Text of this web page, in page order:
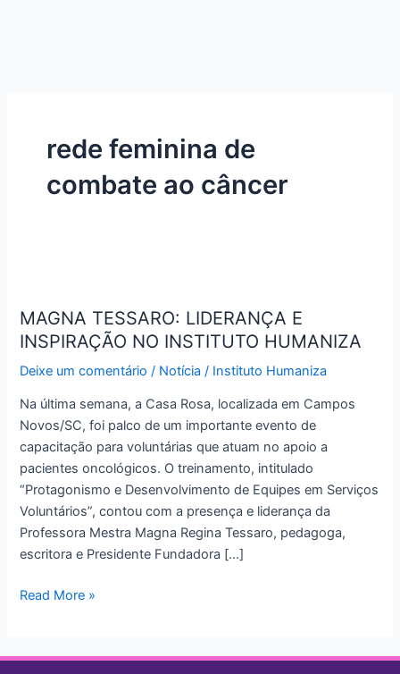
rede feminina de
combate ao câncer
MAGNA TESSARO: LIDERANÇA E
INSPIRAÇÃO NO INSTITUTO HUMANIZA
Deixe um comentário / Notícia / Instituto Humaniza
Na última semana, a Casa Rosa, localizada em Campos
Novos/SC, foi palco de um importante evento de
capacitação para voluntárias que atuam no apoio a
pacientes oncológicos. O treinamento, intitulado
“Protagonismo e Desenvolvimento de Equipes em Serviços
Voluntários”, contou com a presença e liderança da
Professora Mestra Magna Regina Tessaro, pedagoga,
escritora e Presidente Fundadora […]
LIDERANÇA
E
INSTITUTO
HUMANIZA
Read More »